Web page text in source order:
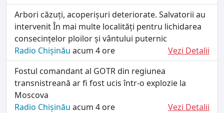
Arbori căzuți, acoperișuri deteriorate. Salvatorii au
intervenit În mai multe localități pentru lichidarea
consecințelor ploilor și vântului puternic
Radio Chișinău acum 4 ore
Vezi Detalii
Fostul comandant al GOTR din regiunea
transnistreană ar fi fost ucis într-o explozie la
Moscova
Radio Chișinău acum 4 ore
Vezi Detalii